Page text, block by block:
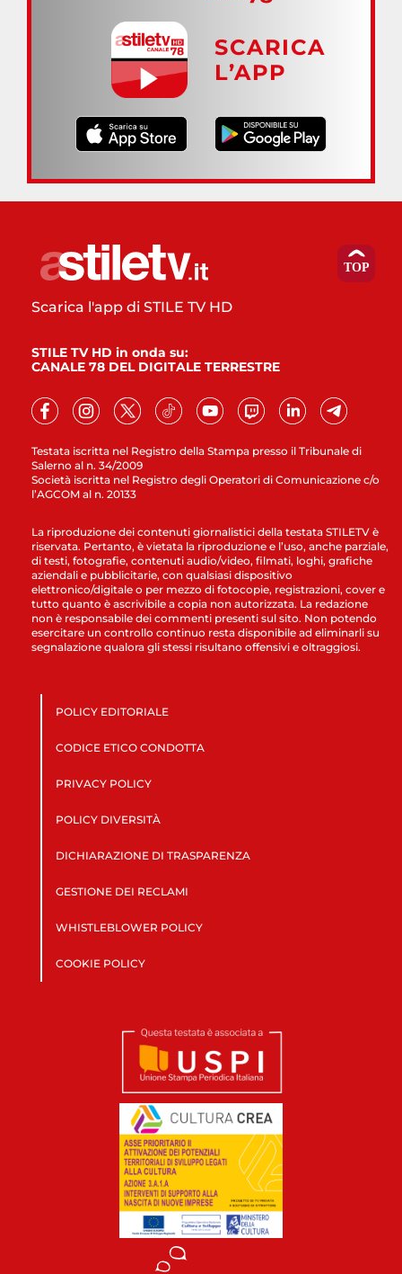
SCARICA
L’APP
Testata iscritta nel Registro della Stampa presso il Tribunale di
Salerno al n. 34/2009
Società iscritta nel Registro degli Operatori di Comunicazione c/o
l’AGCOM al n. 20133
Scarica l'app di STILE TV HD
STILE TV HD in onda su:
CANALE 78 DEL DIGITALE TERRESTRE
La riproduzione dei contenuti giornalistici della testata STILETV è
riservata. Pertanto, è vietata la riproduzione e l’uso, anche parziale,
di testi, fotografie, contenuti audio/video, filmati, loghi, grafiche
aziendali e pubblicitarie, con qualsiasi dispositivo
elettronico/digitale o per mezzo di fotocopie, registrazioni, cover e
tutto quanto è ascrivibile a copia non autorizzata. La redazione
non è responsabile dei commenti presenti sul sito. Non potendo
esercitare un controllo continuo resta disponibile ad eliminarli su
segnalazione qualora gli stessi risultano offensivi e oltraggiosi.
POLICY EDITORIALE
CODICE ETICO CONDOTTA
PRIVACY POLICY
POLICY DIVERSITÀ
DICHIARAZIONE DI TRASPARENZA
GESTIONE DEI RECLAMI
WHISTLEBLOWER POLICY
COOKIE POLICY